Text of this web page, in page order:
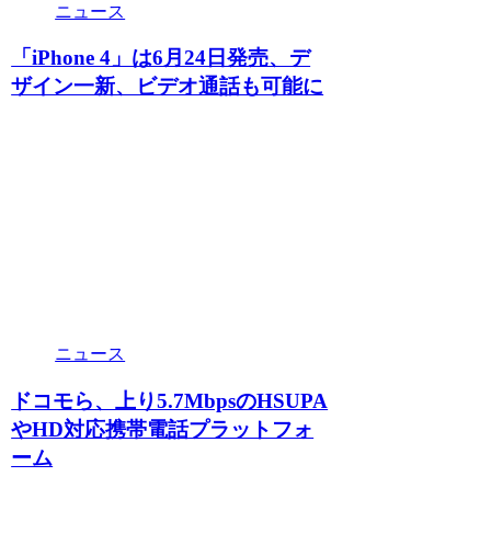
ニュース
「iPhone 4」は6月24日発売、デ
ザイン一新、ビデオ通話も可能に
ニュース
ドコモら、上り5.7MbpsのHSUPA
やHD対応携帯電話プラットフォ
ーム